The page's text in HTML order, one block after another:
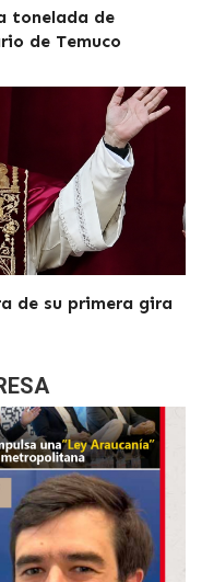
tonelada de
de Temuco
de su primera gira